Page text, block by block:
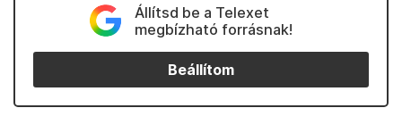
Állítsd be a Telexet
megbízható forrásnak!
Beállítom